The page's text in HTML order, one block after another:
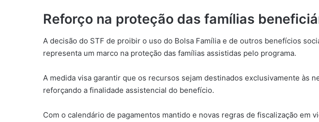
Reforço na proteção das famílias
A decisão do STF de proibir o uso do Bolsa Família e de outros benefícios
representa um marco na proteção das famílias assistidas pelo programa.
A medida visa garantir que os recursos sejam destinados exclusivamente às
reforçando a finalidade assistencial do benefício.
Com o calendário de pagamentos mantido e novas regras de fiscalização em